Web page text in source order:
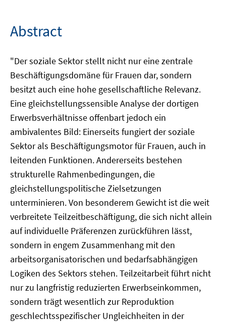
Abstract
"Der soziale Sektor stellt nicht nur eine zentrale
Beschäftigungsdomäne für Frauen dar, sondern
besitzt auch eine hohe gesellschaftliche Relevanz.
Eine gleichstellungssensible Analyse der dortigen
Erwerbsverhältnisse offenbart jedoch ein
ambivalentes Bild: Einerseits fungiert der soziale
Sektor als Beschäftigungsmotor für Frauen, auch in
leitenden Funktionen. Andererseits bestehen
strukturelle Rahmenbedingungen, die
gleichstellungspolitische Zielsetzungen
unterminieren. Von besonderem Gewicht ist die weit
verbreitete Teilzeitbeschäftigung, die sich nicht allein
auf individuelle Präferenzen zurückführen lässt,
sondern in engem Zusammenhang mit den
arbeitsorganisatorischen und bedarfsabhängigen
Logiken des Sektors stehen. Teilzeitarbeit führt nicht
nur zu langfristig reduzierten Erwerbseinkommen,
sondern trägt wesentlich zur Reproduktion
geschlechtsspezifischer Ungleichheiten in der